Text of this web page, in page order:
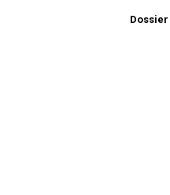
Dossier